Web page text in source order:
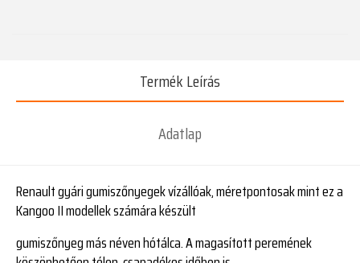
Termék Leírás
Adatlap
Renault gyári gumiszőnyegek vízállóak, méretpontosak mint ez a
Kangoo II modellek számára készült
gumiszőnyeg más néven hótálca. A magasított peremének